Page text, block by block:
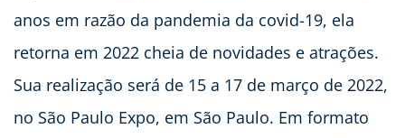
anos em razão da pandemia da covid-19, ela
retorna em 2022 cheia de novidades e atrações.
Sua realização será de 15 a 17 de março de 2022,
no São Paulo Expo, em São Paulo. Em formato